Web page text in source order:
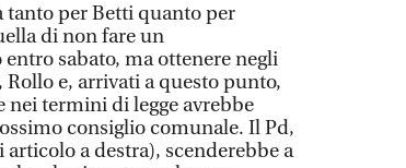
tanto per Betti quanto per
di non fare un
sabato, ma ottenere negli
e, arrivati a questo punto,
nei termini di legge avrebbe
consiglio comunale. Il Pd,
a destra), scenderebbe a